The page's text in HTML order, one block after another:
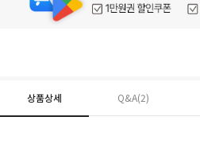
상품상세 Q&A(2)